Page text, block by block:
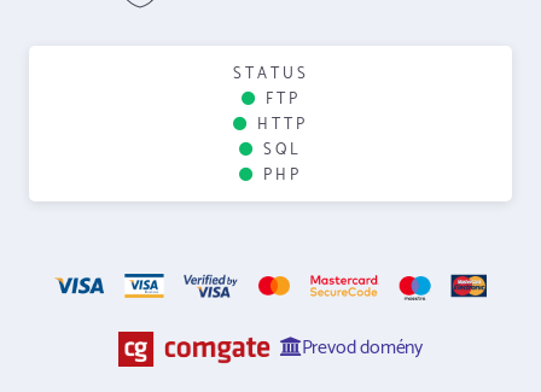
STATUS
FTP
HTTP
SQL
PHP
Prevod domény